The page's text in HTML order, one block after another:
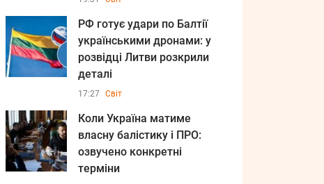
РФ готує удари по Балтії
українськими дронами: у
розвідці Литви розкрили
деталі
17:27 Світ
Коли Україна матиме
власну балістику і ПРО:
озвучено конкретні
терміни